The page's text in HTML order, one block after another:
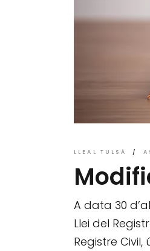
LLEAL TULSÀ
A data 30
Llei del
Registre